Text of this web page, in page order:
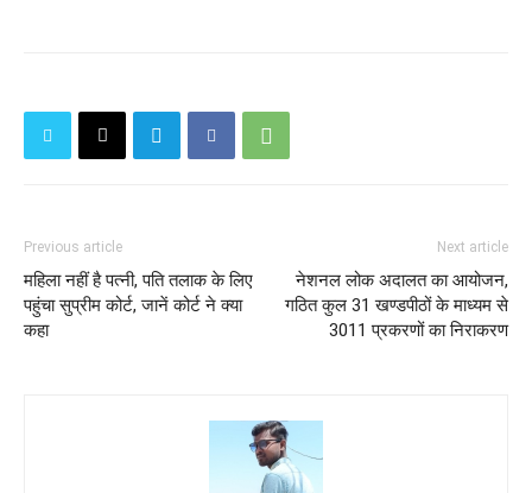
Previous article
महिला नहीं है पत्नी, पति तलाक के लिए
पहुंचा सुप्रीम कोर्ट, जानें कोर्ट ने क्या
कहा
Next article
नेशनल लोक अदालत का आयोजन,
गठित कुल 31 खण्डपीठों के माध्यम से
3011 प्रकरणों का निराकरण